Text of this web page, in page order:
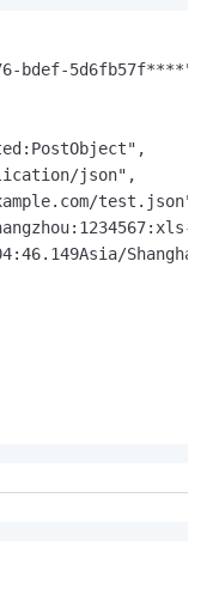
bdef-5d6fb57f****",
json",
test.json",